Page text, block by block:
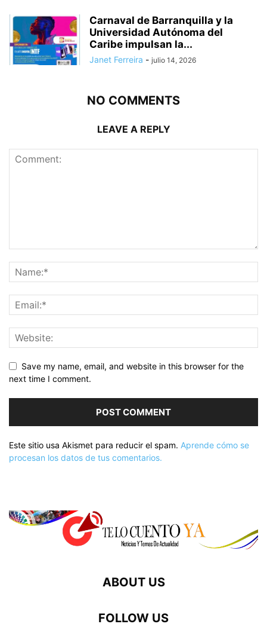
Carnaval de Barranquilla y la
Universidad Autónoma del
Caribe impulsan la...
Janet Ferreira - julio 14, 2026
NO COMMENTS
LEAVE A REPLY
Save my name, email, and website in this browser for the
next time I comment.
Este sitio usa Akismet para reducir el spam. Aprende cómo se
procesan los datos de tus comentarios.
ABOUT US
FOLLOW US